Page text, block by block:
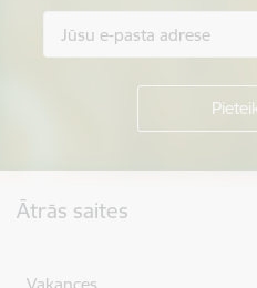
Ātrās saites